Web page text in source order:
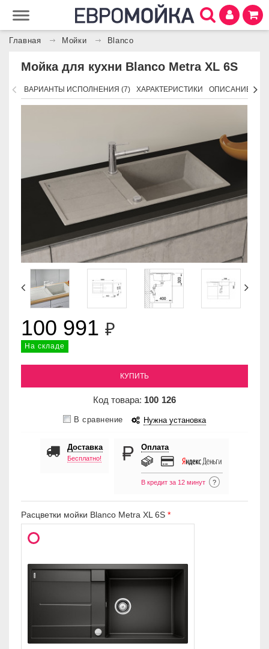
Главная Мойки Blanco
Мойка для кухни Blanco Metra XL 6S
ВАРИАНТЫ ИСПОЛНЕНИЯ (7) ХАРАКТЕРИСТИКИ ОПИСАНИЕ
100 991 ₽
На складе
КУПИТЬ
Код товара: 100 126
В сравнение Нужна установка
Доставка
Бесплатно!
Оплата
В кредит за 12 минут ?
Расцветки мойки Blanco Metra XL 6S